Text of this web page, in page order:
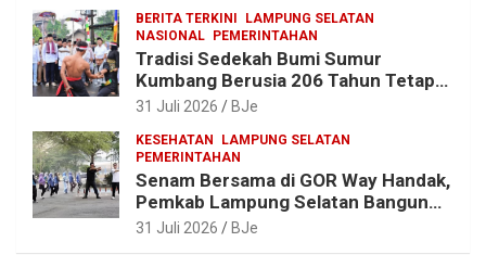
BERITA TERKINI
LAMPUNG SELATAN
NASIONAL PEMERINTAHAN
Tradisi Sedekah Bumi Sumur
Kumbang Berusia 206 Tahun Tetap
Lestari, Bupati Egi Ajak Generasi
31 Juli 2026 BJe
KESEHATAN
LAMPUNG SELATAN
PEMERINTAHAN
Senam Bersama di GOR Way Handak,
Pemkab Lampung Selatan Bangun
ASN Sehat, Solid dan Siap Berikan
31 Juli 2026 BJe